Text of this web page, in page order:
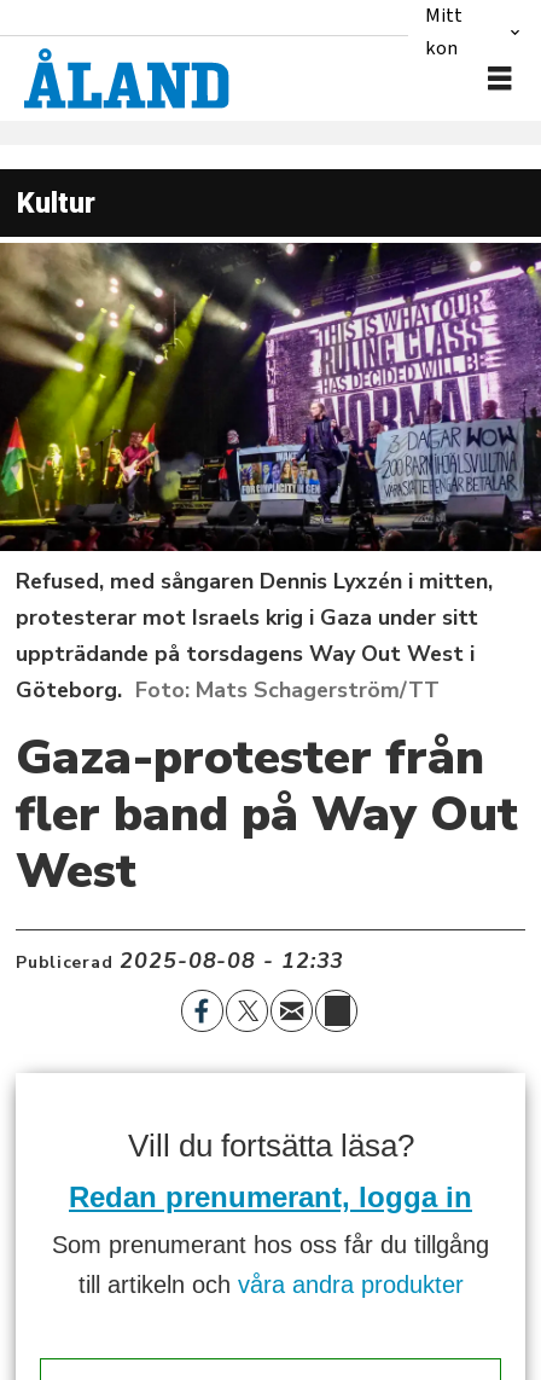
Mitt
konto
Kultur
Refused, med sångaren Dennis Lyxzén i mitten,
protesterar mot Israels krig i Gaza under sitt
uppträdande på torsdagens Way Out West i
Göteborg.
Mats Schagerström/TT
Gaza-protester från
fler band på Way Out
West
Publicerad 2025-08-08 - 12:33
Vill du fortsätta läsa?
Redan prenumerant, logga in
Som prenumerant hos oss får du tillgång
till artikeln och våra andra produkter